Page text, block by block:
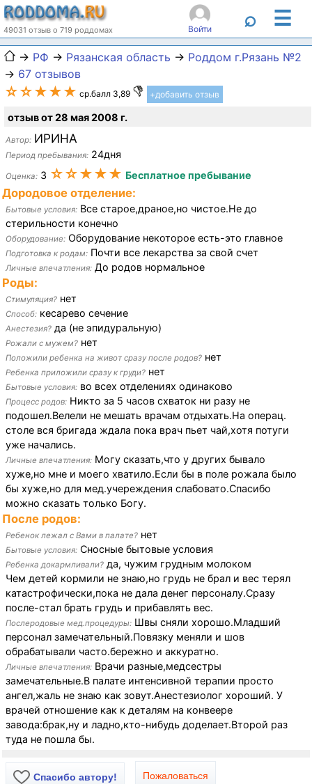
49031 отзыв о 719 роддомах Войти ⌕ ☰
→ РФ → Рязанская область → Роддом г.Рязань №2
→ 67 отзывов
☆☆★★★ ср.балл 3,89 +добавить отзыв
отзыв от 28 мая 2008 г.
Автор: ИРИНА
Период пребывания: 24дня
Оценка: 3 ☆☆★★★ Бесплатное пребывание
Дородовое отделение:
Бытовые условия: Все старое,драное,но чистое.Не до
стерильности конечно
Оборудование: Оборудование некоторое есть-это главное
Подготовка к родам: Почти все лекарства за свой счет
Личные впечатления: До родов нормальное
Роды:
Стимуляция? нет
Способ: кесарево сечение
Анестезия? да (не эпидуральную)
Рожали с мужем? нет
Положили ребенка на живот сразу после родов? нет
Ребенка приложили сразу к груди? нет
Бытовые условия: во всех отделениях одинаково
Процесс родов: Никто за 5 часов схваток ни разу не
подошел.Велели не мешать врачам отдыхать.На операц.
столе вся бригада ждала пока врач пьет чай,хотя потуги
уже начались.
Личные впечатления: Могу сказать,что у других бывало
хуже,но мне и моего хватило.Если бы в поле рожала было
бы хуже,но для мед.учереждения слабовато.Спасибо
можно сказать только Богу.
После родов:
Ребенок лежал с Вами в палате? нет
Бытовые условия: Сносные бытовые условия
Ребенка докармливали? да, чужим грудным молоком
Чем детей кормили не знаю,но грудь не брал и вес терял
катастрофически,пока не дала денег персоналу.Сразу
после-стал брать грудь и прибавлять вес.
Послеродовые мед.процедуры: Швы сняли хорошо.Младший
персонал замечательный.Повязку меняли и шов
обрабатывали часто.бережно и аккуратно.
Личные впечатления: Врачи разные,медсестры
замечательные.В палате интенсивной терапии просто
ангел,жаль не знаю как зовут.Анестезиолог хороший. У
врачей отношение как к деталям на конвеере
завода:брак,ну и ладно,кто-нибудь доделает.Второй раз
туда не пошла бы.
Спасибо автору!
Пожаловаться